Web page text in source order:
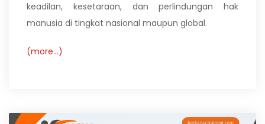
keadilan, kesetaraan, dan perlindungan hak
manusia di tingkat nasional maupun global.
(more…)